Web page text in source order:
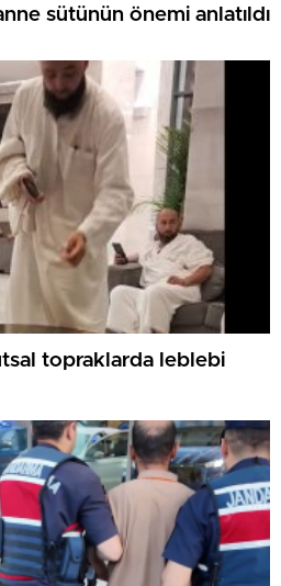
sütünün önemi anlatıldı
topraklarda leblebi